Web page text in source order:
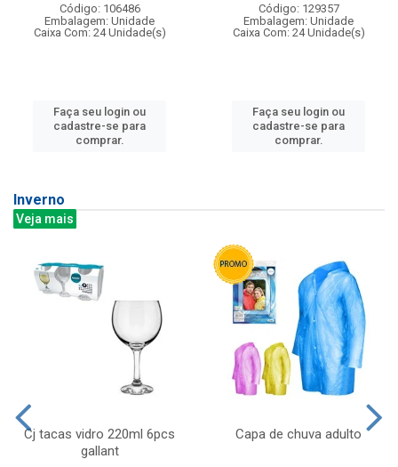
Código: 106486
Embalagem: Unidade
Caixa Com: 24 Unidade(s)
Faça seu login ou
cadastre-se para
comprar.
Código: 129357
Embalagem: Unidade
Caixa Com: 24 Unidade(s)
Faça seu login ou
cadastre-se para
comprar.
Inverno
Veja mais
Cj tacas vidro 220ml 6pcs
gallant
Capa de chuva adulto